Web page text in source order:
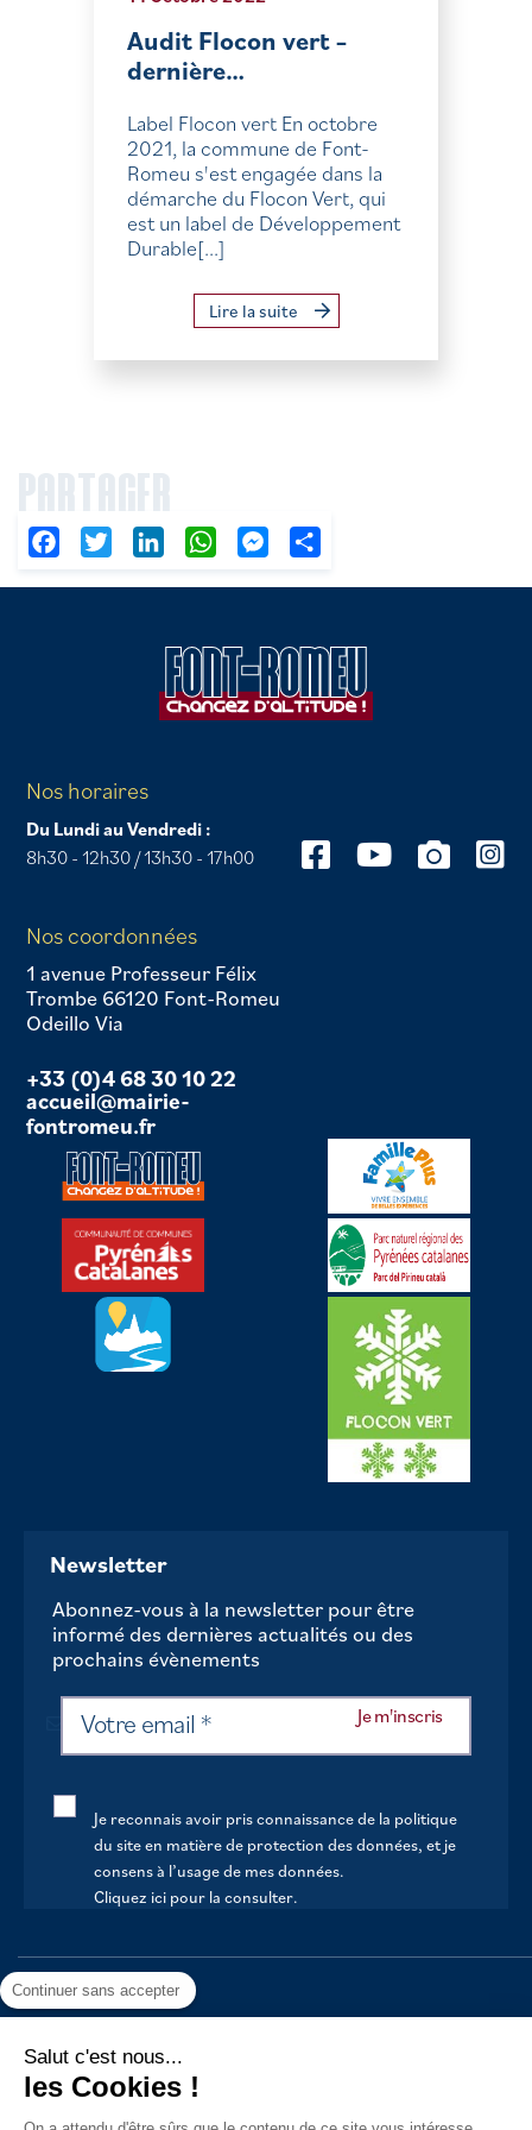
Audit Flocon vert –
dernière…
Label Flocon vert En octobre
2021, la commune de Font-
Romeu s'est engagée dans la
démarche du Flocon Vert, qui
est un label de Développement
Durable[...]
Lire la suite
PARTAGER
FacebookTwitter LinkedIn WhatsAppMessenger
Nos horaires
Du Lundi au Vendredi :
8h30 - 12h30 / 13h30 - 17h00
Nos coordonnées
1 avenue Professeur Félix
Trombe 66120 Font-Romeu
Odeillo Via
+33 (0)4 68 30 10 22
accueil@mairie-
fontromeu.fr
Newsletter
Abonnez-vous à la newsletter pour être
informé des dernières actualités ou des
prochains évènements
Je reconnais avoir pris connaissance de la politique
du site en matière de protection des données, et je
consens à l’usage de mes données.
Cliquez ici pour la consulter.
ACCUEIL
VOTRE QUOTIDIEN
Continuer sans accepter
Salut c'est nous...
les Cookies !